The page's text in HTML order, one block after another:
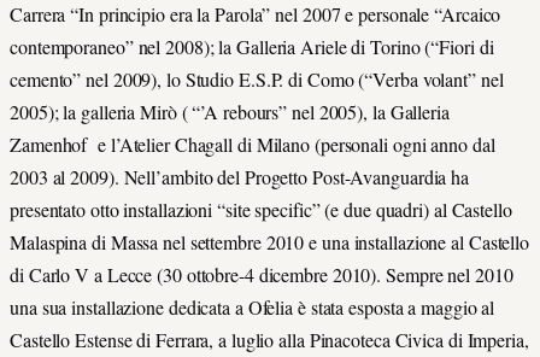
Carrera “In principio era la Parola” nel 2007 e personale “Arcaico
contemporaneo” nel 2008); la Galleria Ariele di Torino (“Fiori di
cemento” nel 2009), lo Studio E.S.P. di Como (“Verba volant” nel
2005); la galleria Mirò ( “’A rebours” nel 2005), la Galleria
Zamenhof e l’Atelier Chagall di Milano (personali ogni anno dal
2003 al 2009). Nell’ambito del Progetto Post-Avanguardia ha
presentato otto installazioni “site specific” (e due quadri) al Castello
Malaspina di Massa nel settembre 2010 e una installazione al Castello
di Carlo V a Lecce (30 ottobre-4 dicembre 2010). Sempre nel 2010
una sua installazione dedicata a Ofelia è stata esposta a maggio al
Castello Estense di Ferrara, a luglio alla Pinacoteca Civica di Imperia,